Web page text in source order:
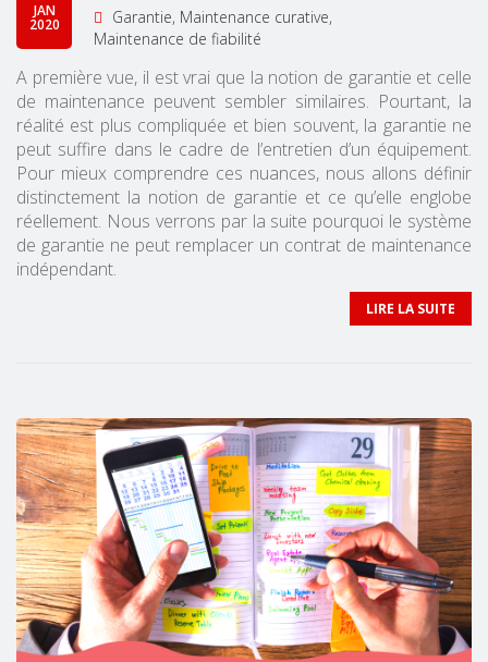
JAN
2020 Garantie Maintenance curative
Maintenance de fiabilité
A première vue, il est vrai que la notion de garantie et celle
de maintenance peuvent sembler similaires. Pourtant, la
réalité est plus compliquée et bien souvent, la garantie ne
peut suffire dans le cadre de l’entretien d’un équipement.
Pour mieux comprendre ces nuances, nous allons définir
distinctement la notion de garantie et ce qu’elle englobe
réellement. Nous verrons par la suite pourquoi le système
de garantie ne peut remplacer un contrat de maintenance
indépendant.
LIRE LA SUITE